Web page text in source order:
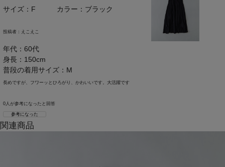
サイズ：F カラー：ブラック
投稿者： えこえこ
年代：60代
身長：150cm
普段の着用サイズ：M
長めですが、フワーッとひろがり、かわいいです。大活躍です
0人が参考になったと回答
参考になった
関連商品